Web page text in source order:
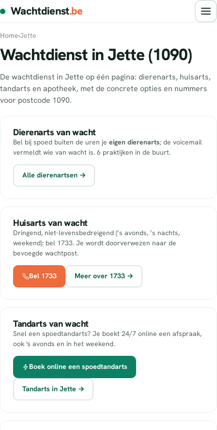
Wachtdienst.be
Home›Jette
Wachtdienst in Jette (1090)
De wachtdienst in Jette op één pagina: dierenarts, huisarts,
tandarts en apotheek, met de concrete opties en nummers
voor postcode 1090.
Dierenarts van wacht
Bel bij spoed buiten de uren je eigen dierenarts; de voicemail
vermeldt wie van wacht is. 6 praktijken in de buurt.
Alle dierenartsen →
Huisarts van wacht
Dringend, niet-levensbedreigend (’s avonds, ’s nachts,
weekend): bel 1733. Je wordt doorverwezen naar de
bevoegde wachtpost.
Bel 1733 Meer over 1733 →
Tandarts van wacht
Snel een spoedtandarts? Je boekt 24/7 online een afspraak,
ook 's avonds en in het weekend.
Boek online een spoedtandarts
Tandarts in Jette →